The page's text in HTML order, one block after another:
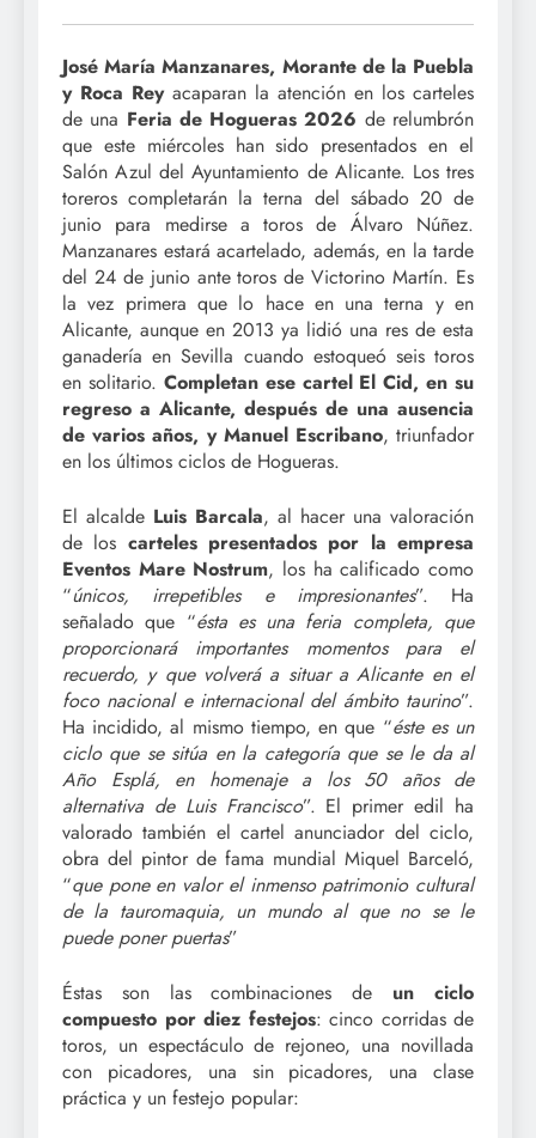
José María Manzanares, Morante de la Puebla
y Roca Reyacaparan la atención en los carteles
de una Feria de Hogueras 2026 de relumbrón
que este miércoles han sido presentados en el
Salón Azul del Ayuntamiento de Alicante. Los tres
toreros completarán la terna del sábado 20 de
junio para medirse a toros de Álvaro Núñez.
Manzanares estará acartelado, además, en la tarde
del 24 de junio ante toros de Victorino Martín. Es
la vez primera que lo hace en una terna y en
Alicante, aunque en 2013 ya lidió una res de esta
ganadería en Sevilla cuando estoqueó seis toros
en solitario. Completan ese cartel El Cid, en su
regreso a Alicante, después de una ausencia
de varios años, y Manuel Escribano, triunfador
en los últimos ciclos de Hogueras.
El alcalde Luis Barcala, al hacer una valoración
de los carteles presentados por la empresa
Eventos Mare Nostrum, los ha calificado como
“únicos, irrepetibles e impresionantes”. Ha
señalado que “ésta es una feria completa, que
proporcionará importantes momentos para el
recuerdo, y que volverá a situar a Alicante en el
foco nacional e internacional del ámbito taurino”.
Ha incidido, al mismo tiempo, en que “éste es un
ciclo que se sitúa en la categoría que se le da al
Año Esplá, en homenaje a los 50 años de
alternativa de Luis Francisco”. El primer edil ha
valorado también el cartel anunciador del ciclo,
obra del pintor de fama mundial Miquel Barceló,
“que pone en valor el inmenso patrimonio cultural
de la tauromaquia, un mundo al que no se le
puede poner puertas”
Éstas son las combinaciones de un ciclo
compuesto por diez festejos: cinco corridas de
toros, un espectáculo de rejoneo, una novillada
con picadores, una sin picadores, una clase
práctica y un festejo popular: